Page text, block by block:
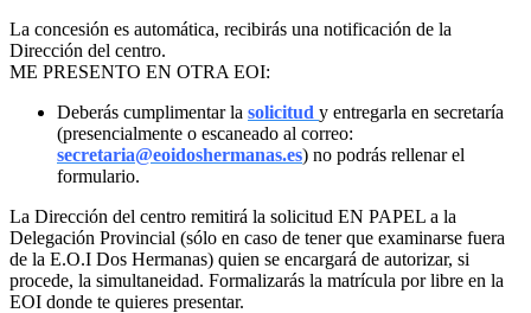
La concesión es automática, recibirás una notificación de la
Dirección del centro.
ME PRESENTO EN OTRA EOI:
Deberás cumplimentar la solicitud y entregarla en secretaría
(presencialmente o escaneado al correo:
secretaria@eoidoshermanas.es) no podrás rellenar el
formulario.
La Dirección del centro remitirá la solicitud EN PAPEL a la
Delegación Provincial (sólo en caso de tener que examinarse fuera
de la E.O.I Dos Hermanas) quien se encargará de autorizar, si
procede, la simultaneidad. Formalizarás la matrícula por libre en la
EOI donde te quieres presentar.